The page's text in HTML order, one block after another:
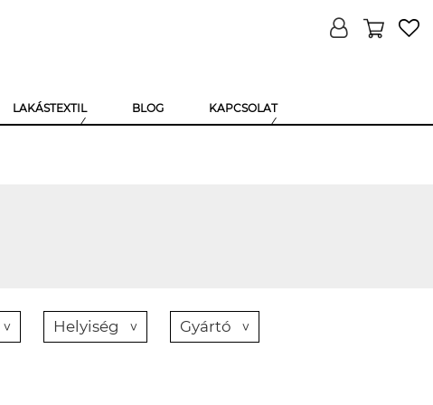
LAKÁSTEXTIL BLOG KAPCSOLAT
Helyiség Gyártó